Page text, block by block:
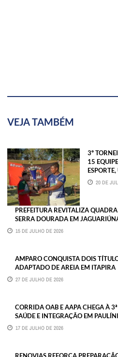
VEJA TAMBÉM
3º
15
20 DE
PREFEITURA REVITALIZA
SERRA DOURADA EM
15 DE JULHO DE 2026
AMPARO CONQUISTA DOIS
ADAPTADO DE AREIA EM ITAPIRA
27 DE JULHO DE 2026
CORRIDA OAB E AAPA CHEGA À
SAÚDE E INTEGRAÇÃO EM
17 DE JULHO DE 2026